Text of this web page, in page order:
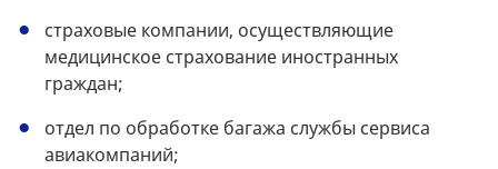
страховые компании, осуществляющие
медицинское страхование иностранных
граждан;
отдел по обработке багажа службы сервиса
авиакомпаний;